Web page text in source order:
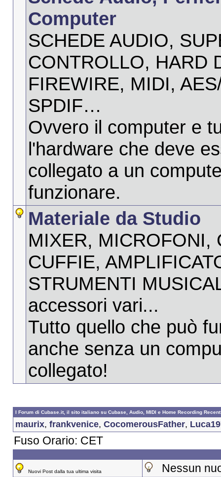
Computer
SCHEDE AUDIO,
CONTROLLO, HARD
FIREWIRE, MIDI,
SPDIF…
Ovvero il computer e
l'hardware che deve
collegato a un
funzionare.
Materiale da Studio
MIXER, MICROFONI,
CUFFIE,
STRUMENTI
accessori vari...
Tutto quello che può
anche senza un
collegato!
I Forum di Cubase.it, il sito italiano su Cubase, Audio, MIDI e Home Recording
maurix, frankvenice, CocomerousFather,
Fuso Orario: CET
Nuovi Post dalla tua ultima visita Nessun